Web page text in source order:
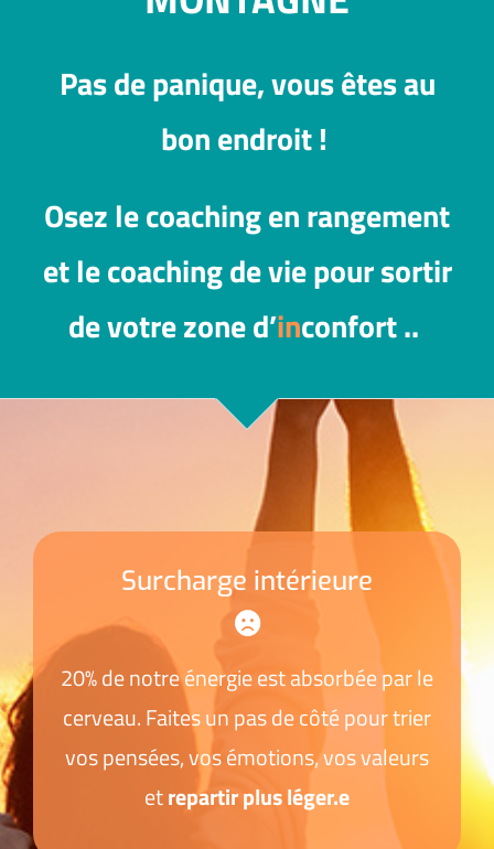
Pas de panique, vous êtes au
bon endroit !
Osez le coaching en rangement
et le coaching de vie pour sortir
de votre zone d’inconfort ..
Surcharge intérieure
20% de notre énergie est absorbée par le
cerveau. Faites un pas de côté pour trier
vos pensées, vos émotions, vos valeurs
etrepartir plus léger.e